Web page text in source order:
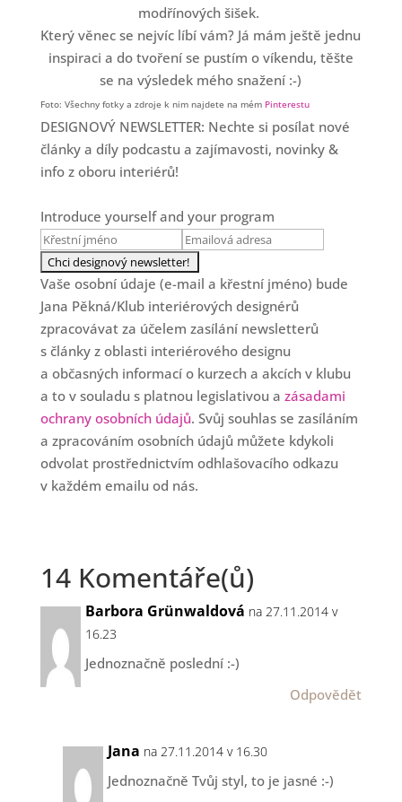
modřínových šišek.
Který věnec se nejvíc líbí vám? Já mám ještě jednu
inspiraci a do tvoření se pustím o víkendu, těšte
se na výsledek mého snažení :-)
Foto: Všechny fotky a zdroje k nim najdete na mém Pinterestu
DESIGNOVÝ NEWSLETTER: Nechte si posílat nové
články a díly podcastu a zajímavosti, novinky &
info z oboru interiérů!
Introduce yourself and your program
Vaše osobní údaje (e-mail a křestní jméno) bude
Jana Pěkná/Klub interiérových designérů
zpracovávat za účelem zasílání newsletterů
s články z oblasti interiérového designu
a občasných informací o kurzech a akcích v klubu
a to v souladu s platnou legislativou a zásadami
ochrany osobních údajů. Svůj souhlas se zasíláním
a zpracováním osobních údajů můžete kdykoli
odvolat prostřednictvím odhlašovacího odkazu
v každém emailu od nás.
14 Komentáře(ů)
Barbora Grünwaldová na 27.11.2014 v
16.23
Jednoznačně poslední :-)
Odpovědět
Jana na 27.11.2014 v 16.30
Jednoznačně Tvůj styl, to je jasné :-)